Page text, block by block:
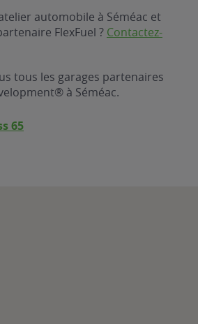
automobile à Séméac et
FlexFuel ? Contactez-
tous les garages partenaires
à Séméac.
65